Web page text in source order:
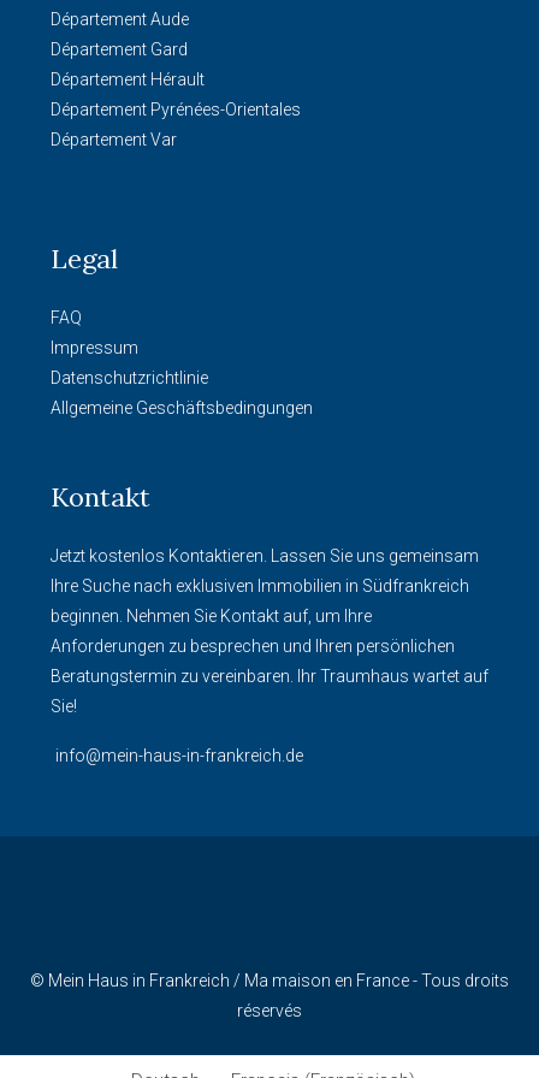
Département Aude
Département Gard
Département Hérault
Département Pyrénées-Orientales
Département Var
Legal
FAQ
Impressum
Datenschutzrichtlinie
Allgemeine Geschäftsbedingungen
Kontakt
Jetzt kostenlos Kontaktieren. Lassen Sie uns gemeinsam
Ihre Suche nach exklusiven Immobilien in Südfrankreich
beginnen. Nehmen Sie Kontakt auf, um Ihre
Anforderungen zu besprechen und Ihren persönlichen
Beratungstermin zu vereinbaren. Ihr Traumhaus wartet auf
Sie!
info@mein-haus-in-frankreich.de
© Mein Haus in Frankreich / Ma maison en France - Tous droits
réservés